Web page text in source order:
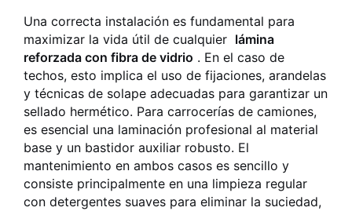
Una correcta instalación es fundamental para
maximizar la vida útil de cualquier lámina
reforzada con fibra de vidrio . En el caso de
techos, esto implica el uso de fijaciones, arandelas
y técnicas de solape adecuadas para garantizar un
sellado hermético. Para carrocerías de camiones,
es esencial una laminación profesional al material
base y un bastidor auxiliar robusto. El
mantenimiento en ambos casos es sencillo y
consiste principalmente en una limpieza regular
con detergentes suaves para eliminar la suciedad,